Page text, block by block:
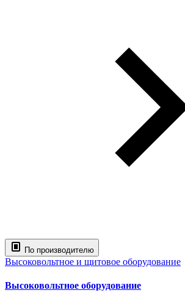
По производителю
Высоковольтное и щитовое оборудование
Высоковольтное оборудование